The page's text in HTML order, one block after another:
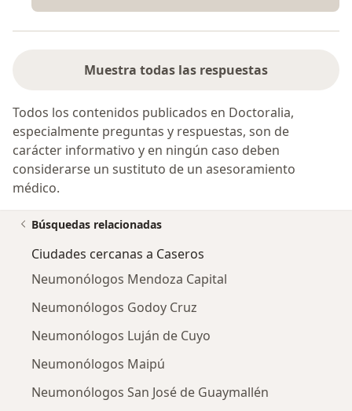
Muestra todas las respuestas
Todos los contenidos publicados en Doctoralia,
especialmente preguntas y respuestas, son de
carácter informativo y en ningún caso deben
considerarse un sustituto de un asesoramiento
médico.
Búsquedas relacionadas
Ciudades cercanas a Caseros
Neumonólogos Mendoza Capital
Neumonólogos Godoy Cruz
Neumonólogos Luján de Cuyo
Neumonólogos Maipú
Neumonólogos San José de Guaymallén